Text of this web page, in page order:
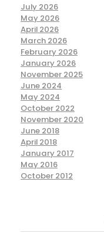
July 2026
May 2026
April 2026
March 2026
February 2026
January 2026
November 2025
June 2024
May 2024
October 2022
November 2020
June 2018
April 2018
January 2017
May 2016
October 2012